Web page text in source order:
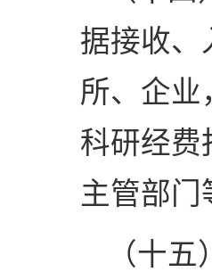
据接收、
所、企业
科研经费
主管部门
（十